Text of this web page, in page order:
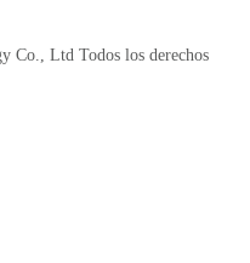
Co., Ltd Todos los derechos